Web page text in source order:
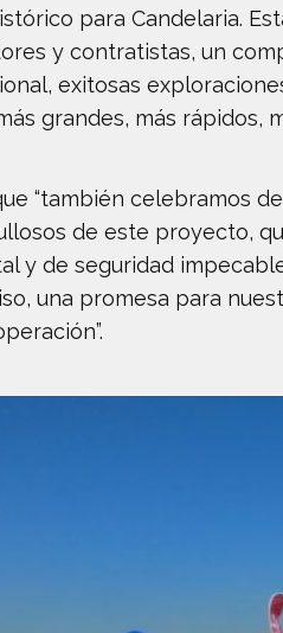
para Candelaria.
y contratistas, un
exitosas
grandes, más rápidos,
“también celebramos
de este proyecto,
y de seguridad
una promesa para